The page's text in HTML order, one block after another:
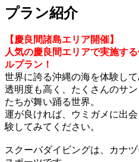
プラン紹介
【慶良間諸島エリア開催】
人気の慶良間エリアで実施す
ルプラン！
世界に誇る沖縄の海を体験して
透明度も高く、たくさんのサ
たちが舞い踊る世界。
運が良ければ、ウミガメに出
験してみてください。
スクーバダイビングは、カナ